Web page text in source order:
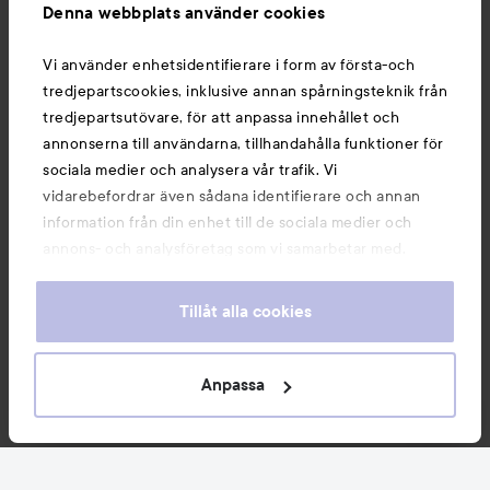
Denna webbplats använder cookies
Vi använder enhetsidentifierare i form av första-och
tredjepartscookies, inklusive annan spårningsteknik från
tredjepartsutövare, för att anpassa innehållet och
annonserna till användarna, tillhandahålla funktioner för
sociala medier och analysera vår trafik. Vi
vidarebefordrar även sådana identifierare och annan
information från din enhet till de sociala medier och
annons- och analysföretag som vi samarbetar med.
information som du har tillhandahållit eller som de har
våra cookies vid fortsatt användande av vår webbplats.
För information om hur du kan ändra inställningarna för
Tillåt alla cookies
Anpassa
Du kanske också gillar